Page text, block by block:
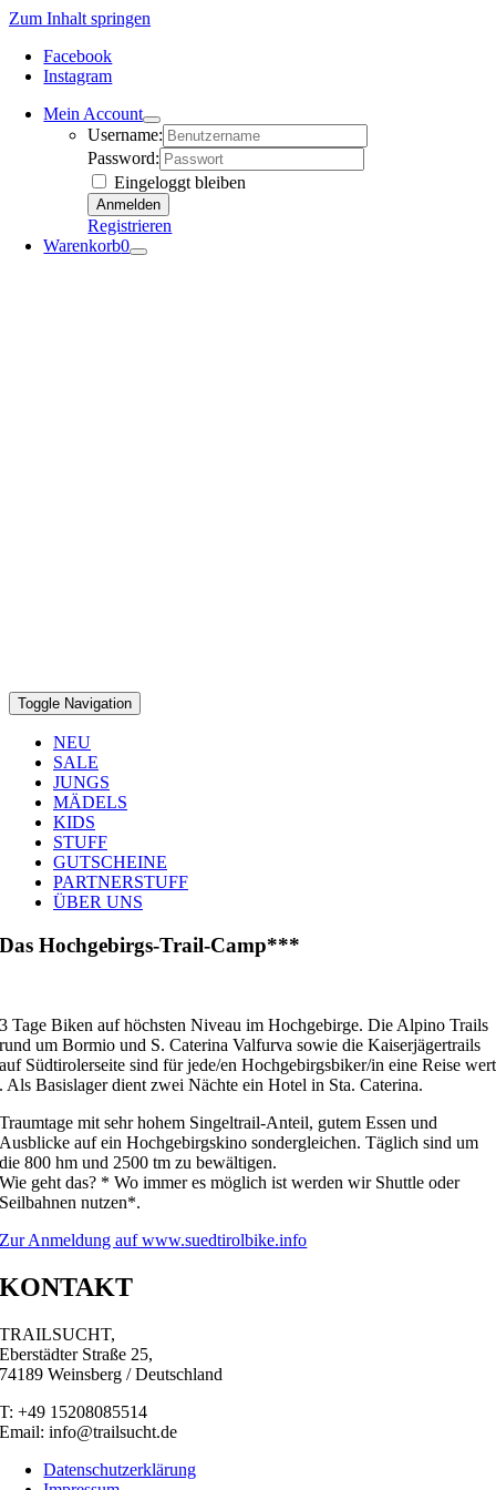
Zum Inhalt springen
Facebook
Instagram
Mein Account
Username:
Password:
Eingeloggt bleiben
Registrieren
Warenkorb0
Toggle Navigation
NEU
SALE
JUNGS
MÄDELS
KIDS
STUFF
GUTSCHEINE
PARTNERSTUFF
ÜBER UNS
Das Hochgebirgs-Trail-Camp***
3 Tage Biken auf höchsten Niveau im Hochgebirge. Die Alpino Trails
rund um Bormio und S. Caterina Valfurva sowie die Kaiserjägertrails
auf Südtirolerseite sind für jede/en Hochgebirgsbiker/in eine Reise wert
. Als Basislager dient zwei Nächte ein Hotel in Sta. Caterina.
Traumtage mit sehr hohem Singeltrail-Anteil, gutem Essen und
Ausblicke auf ein Hochgebirgskino sondergleichen. Täglich sind um
die 800 hm und 2500 tm zu bewältigen.
Wie geht das? * Wo immer es möglich ist werden wir Shuttle oder
Seilbahnen nutzen*.
Zur Anmeldung auf www.suedtirolbike.info
KONTAKT
TRAILSUCHT,
Eberstädter Straße 25,
74189 Weinsberg / Deutschland
T: +49 15208085514
Email: info@trailsucht.de
Datenschutzerklärung